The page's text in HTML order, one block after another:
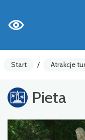
Start / Atrakcje
Pieta